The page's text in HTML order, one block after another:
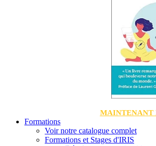
MAINTENANT
Formations
Voir notre catalogue complet
Formations et Stages d'IRIS